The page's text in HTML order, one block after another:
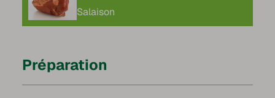
Salaison
Préparation